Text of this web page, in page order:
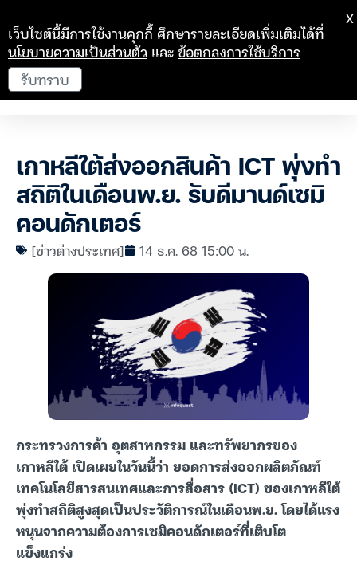
เกาหลีใต้ส่งออกสินค้า ICT พุ่งทำ
สถิติในเดือนพ.ย. รับดีมานด์เซมิ
คอนดักเตอร์
[ข่าวต่างประเทศ] 14 ธ.ค. 68 15:00 น.
กระทรวงการค้า อุตสาหกรรม และทรัพยากรของ
เกาหลีใต้ เปิดเผยในวันนี้ว่า ยอดการส่งออกผลิตภัณฑ์
เทคโนโลยีสารสนเทศและการสื่อสาร (ICT) ของเกาหลีใต้
พุ่งทำสถิติสูงสุดเป็นประวัติการณ์ในเดือนพ.ย. โดยได้แรง
หนุนจากความต้องการเซมิคอนดักเตอร์ที่เติบโต
แข็งแกร่ง
เว็บไซต์นี้มีการใช้งานคุกกี้ ศึกษารายละเอียดเพิ่มเติมได้ที่
นโยบายความเป็นส่วนตัว และข้อตกลงการใช้บริการ
รับทราบ
X